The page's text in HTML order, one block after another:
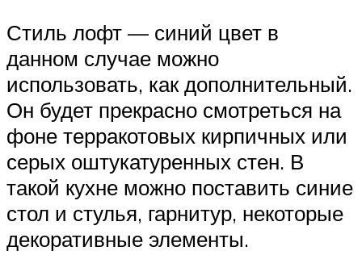
Стиль лофт — синий цвет в
данном случае можно
использовать, как дополнительный.
Он будет прекрасно смотреться на
фоне терракотовых кирпичных или
серых оштукатуренных стен. В
такой кухне можно поставить синие
стол и стулья, гарнитур, некоторые
декоративные элементы.